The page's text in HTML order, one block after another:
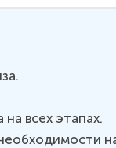
всех этапах.